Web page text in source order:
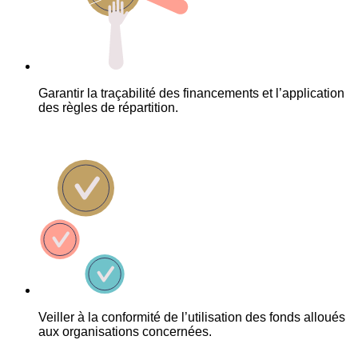
Garantir la traçabilité des financements et l’application
des règles de répartition.
Veiller à la conformité de l’utilisation des fonds alloués
aux organisations concernées.